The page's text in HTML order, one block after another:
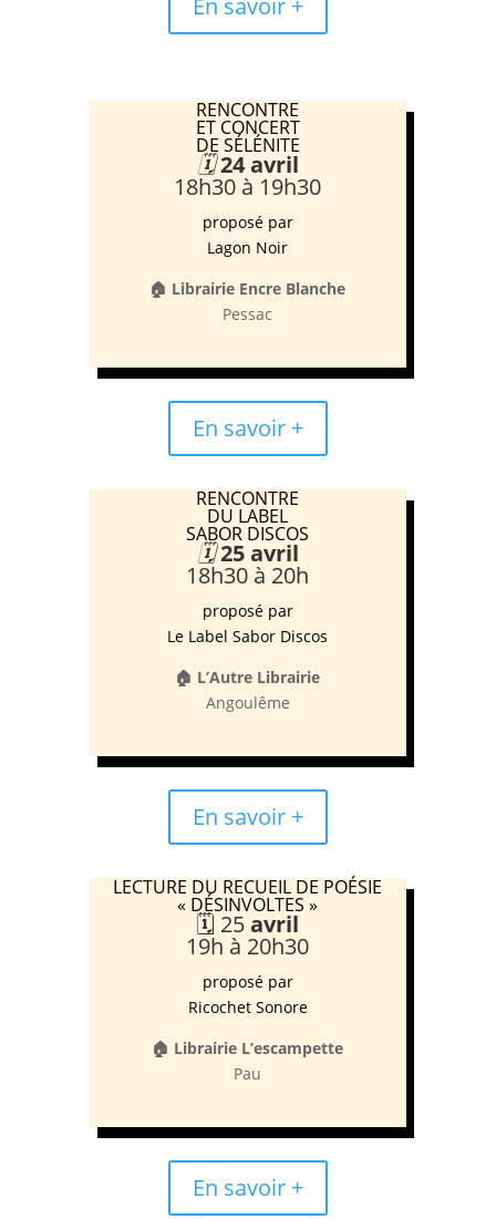
En savoir +
RENCONTRE
ET CONCERT
DE SÉLÉNITE
🗓️24 avril
18h30 à 19h30
proposé par
Lagon Noir
🏠 Librairie Encre Blanche
Pessac
En savoir +
RENCONTRE
DU LABEL
SABOR DISCOS
🗓️25 avril
18h30 à 20h
proposé par
Le Label Sabor Discos
🏠 L’Autre Librairie
Angoulême
En savoir +
LECTURE DU RECUEIL DE POÉSIE
« DÉSINVOLTES »
🗓️ 25avril
19h à 20h30
proposé par
Ricochet Sonore
🏠 Librairie L’escampette
Pau
En savoir +